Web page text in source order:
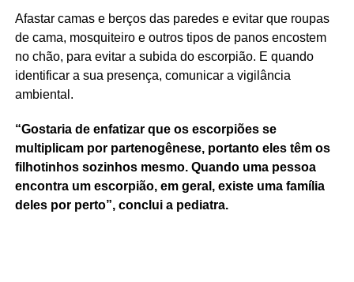
Afastar camas e berços das paredes e evitar que roupas
de cama, mosquiteiro e outros tipos de panos encostem
no chão, para evitar a subida do escorpião. E quando
identificar a sua presença, comunicar a vigilância
ambiental.
“Gostaria de enfatizar que os escorpiões se
multiplicam por partenogênese, portanto eles têm os
filhotinhos sozinhos mesmo. Quando uma pessoa
encontra um escorpião, em geral, existe uma família
deles por perto”, conclui a pediatra.